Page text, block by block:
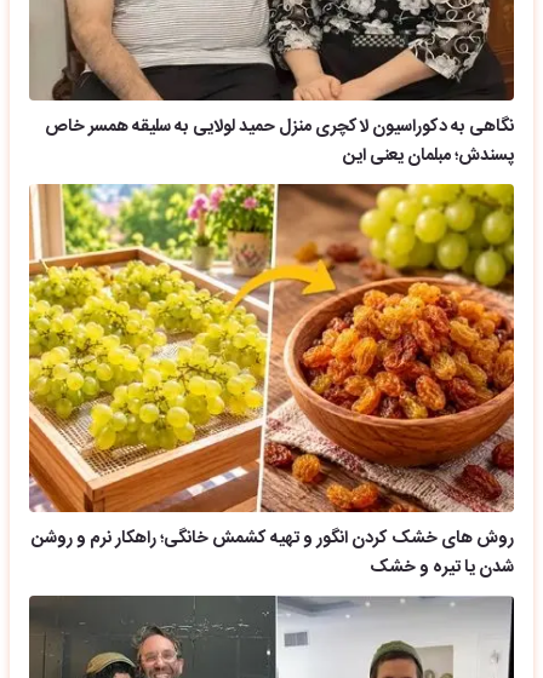
نگاهی به دکوراسیون لاکچری منزل حمید لولایی به سلیقه همسر خاص
پسندش؛ مبلمان یعنی این
روش های خشک کردن انگور و تهیه کشمش خانگی؛ راهکار نرم و روشن
شدن یا تیره و خشک